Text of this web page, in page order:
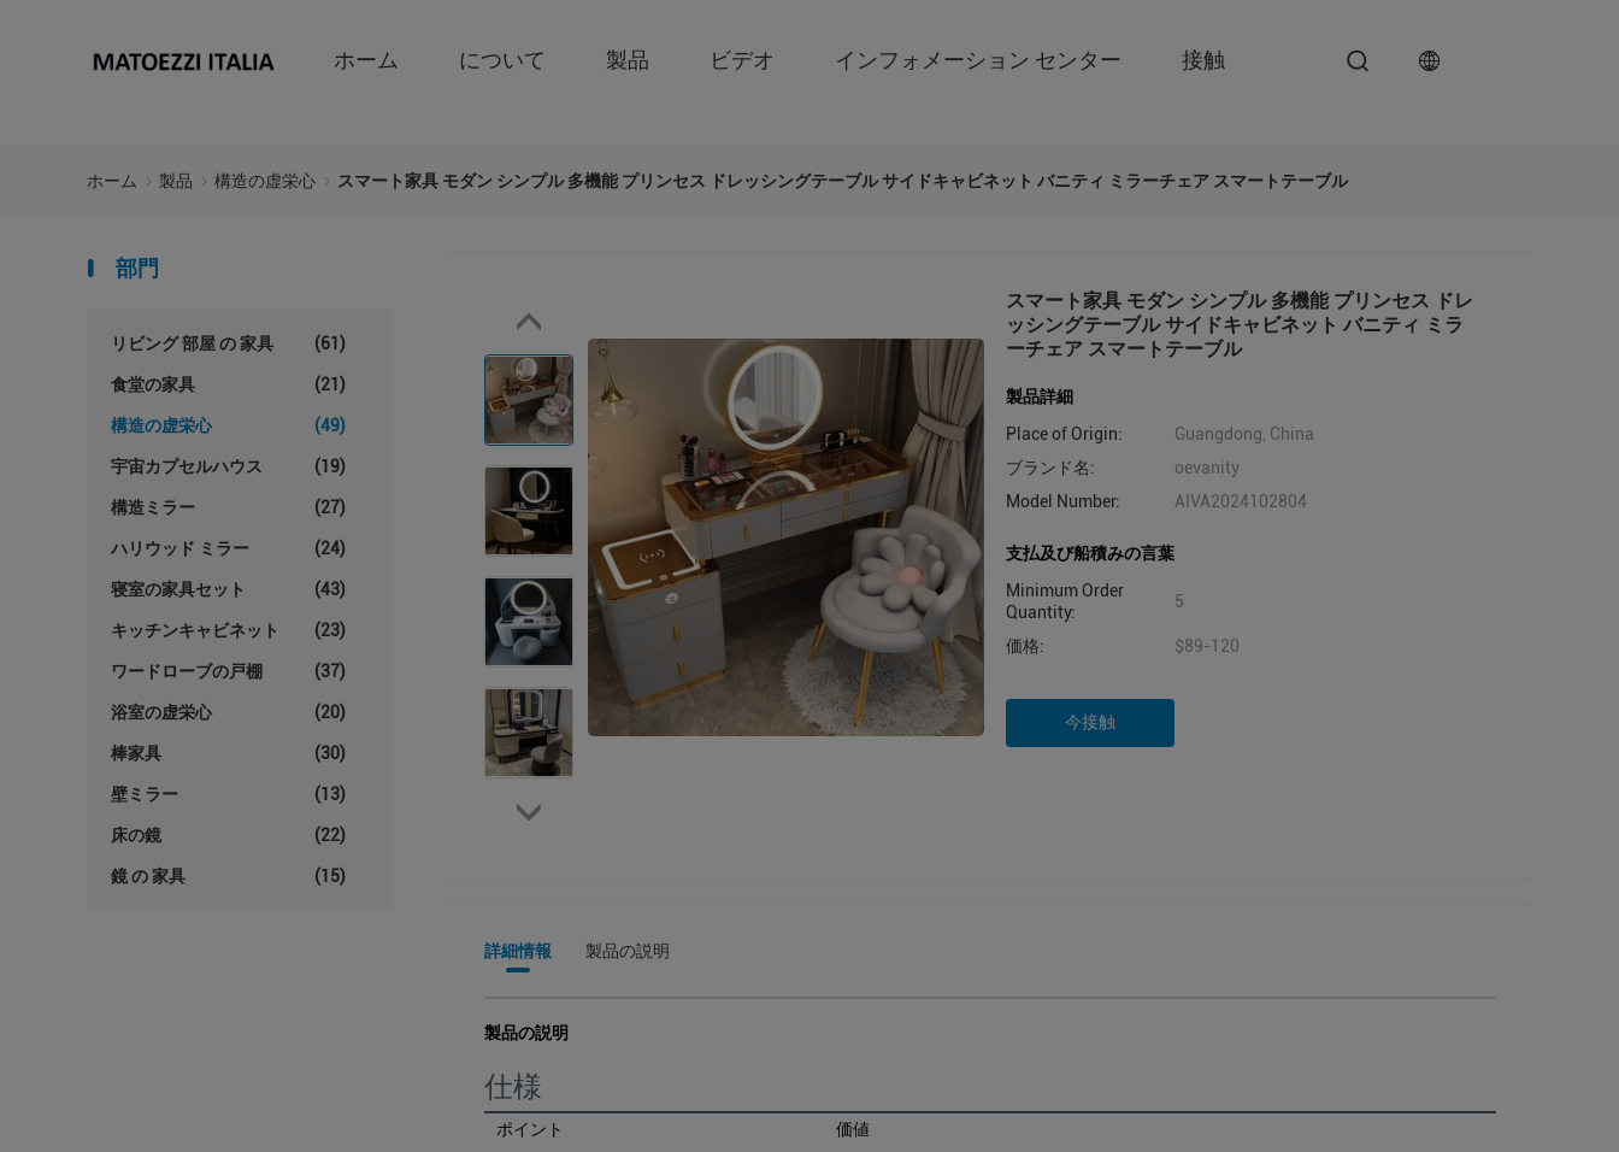
ホーム について 製品 ビデオ インフォメーション センター 接触
ホーム 製品 構造の虚栄心 スマート家具 モダン シンプル 多機能 プリンセス ドレッシングテーブル サイドキャビネット バニティ ミラーチェア スマートテーブル
部門
リビング 部屋 の 家具 (61)
食堂の家具 (21)
構造の虚栄心 (49)
宇宙カプセルハウス (19)
構造ミラー (27)
ハリウッド ミラー (24)
寝室の家具セット (43)
キッチンキャビネット (23)
ワードローブの戸棚 (37)
浴室の虚栄心 (20)
棒家具 (30)
壁ミラー (13)
床の鏡 (22)
鏡 の 家具 (15)
スマート家具 モダン シンプル 多機能 プリンセス ドレ
ッシングテーブル サイドキャビネット バニティ ミラ
ーチェア スマートテーブル
製品詳細
Place of Origin:
Guangdong, China
ブランド名:
oevanity
Model Number:
AIVA2024102804
支払及び船積みの言葉
Minimum Order
Quantity:
5
価格: $89-120
今接触
詳細情報 製品の説明
製品の説明
仕様
ポイント 価値